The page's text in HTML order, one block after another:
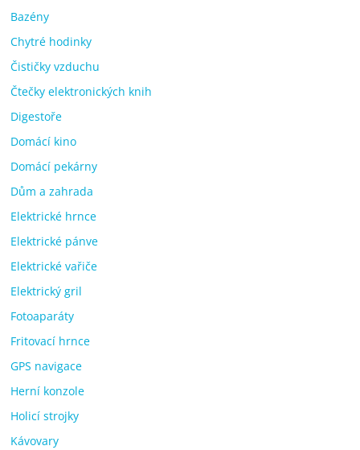
Bazény
Chytré hodinky
Čističky vzduchu
Čtečky elektronických knih
Digestoře
Domácí kino
Domácí pekárny
Dům a zahrada
Elektrické hrnce
Elektrické pánve
Elektrické vařiče
Elektrický gril
Fotoaparáty
Fritovací hrnce
GPS navigace
Herní konzole
Holicí strojky
Kávovary